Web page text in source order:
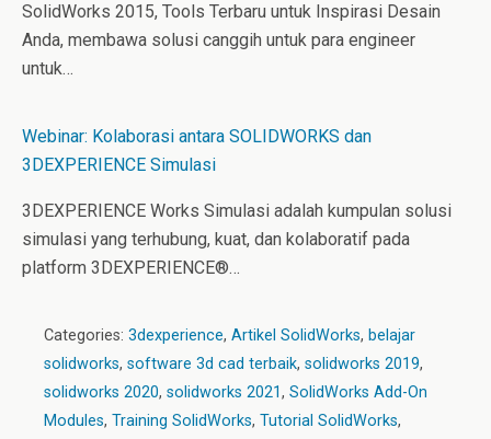
SolidWorks 2015, Tools Terbaru untuk Inspirasi Desain
Anda, membawa solusi canggih untuk para engineer
untuk…
Webinar: Kolaborasi antara SOLIDWORKS dan
3DEXPERIENCE Simulasi
3DEXPERIENCE Works Simulasi adalah kumpulan solusi
simulasi yang terhubung, kuat, dan kolaboratif pada
platform 3DEXPERIENCE®…
Categories: 3dexperience, Artikel SolidWorks, belajar
solidworks, software 3d cad terbaik, solidworks 2019,
solidworks 2020, solidworks 2021, SolidWorks Add-On
Modules, Training SolidWorks, Tutorial SolidWorks,